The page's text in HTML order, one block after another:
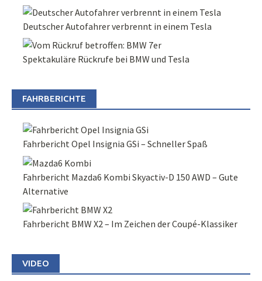
Deutscher Autofahrer verbrennt in einem Tesla
Spektakuläre Rückrufe bei BMW und Tesla
FAHRBERICHTE
Fahrbericht Opel Insignia GSi – Schneller Spaß
Fahrbericht Mazda6 Kombi Skyactiv-D 150 AWD – Gute
Alternative
Fahrbericht BMW X2 – Im Zeichen der Coupé-Klassiker
VIDEO